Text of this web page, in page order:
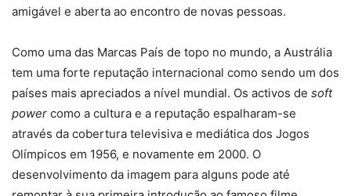
amigável e aberta ao encontro de novas pessoas.
Como uma das Marcas País de topo no mundo, a Austrália
tem uma forte reputação internacional como sendo um dos
países mais apreciados a nível mundial. Os activos de soft
power como a cultura e a reputação espalharam-se
através da cobertura televisiva e mediática dos Jogos
Olímpicos em 1956, e novamente em 2000. O
desenvolvimento da imagem para alguns pode até